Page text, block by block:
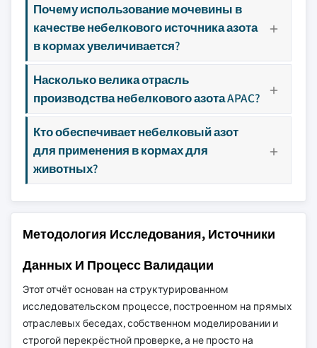
Почему использование мочевины в
качестве небелкового источника азота
в кормах увеличивается?
Насколько велика отрасль
производства небелкового азота APAC?
Кто обеспечивает небелковый азот
для применения в кормах для
животных?
Методология Исследования, Источники
Данных И Процесс Валидации
Этот отчёт основан на структурированном
исследовательском процессе, построенном на прямых
отраслевых беседах, собственном моделировании и
строгой перекрёстной проверке, а не просто на